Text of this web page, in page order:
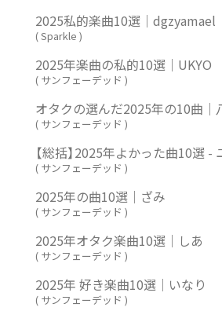
2025私的楽曲10選｜dgzyamael
(Sparkle )
2025年楽曲の私的10選｜UKYO
( サンフェーデッド )
オタクの選んだ2025年の10曲｜
( サンフェーデッド )
【総括】2025年よかった曲10選 -
( サンフェーデッド )
2025年の曲10選｜ざみ
( サンフェーデッド )
2025年オタク楽曲10選｜しあ
( サンフェーデッド )
2025年 好き楽曲10選｜いなり
( サンフェーデッド )